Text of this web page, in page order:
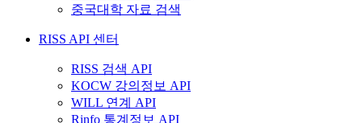
중국대학 자료 검색
RISS API 센터
RISS 검색 API
KOCW 강의정보 API
WILL 연계 API
Rinfo 통계정보 API